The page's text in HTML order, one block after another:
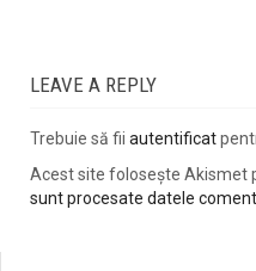
LEAVE A REPLY
Trebuie să fii autentificat
Acest site folosește Akismet
sunt procesate datele